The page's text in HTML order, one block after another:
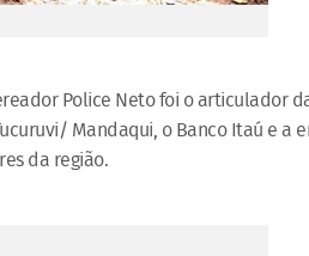
Police Neto foi o articulador
Mandaqui, o Banco Itaú e a
da região.